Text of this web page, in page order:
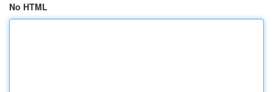
No HTML